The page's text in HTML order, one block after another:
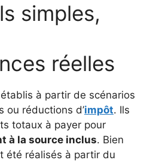
simples,
réelles
à partir de scénarios
ou réductions d’impôt. Ils
totaux à payer pour
à la source inclus. Bien
été réalisés à partir du